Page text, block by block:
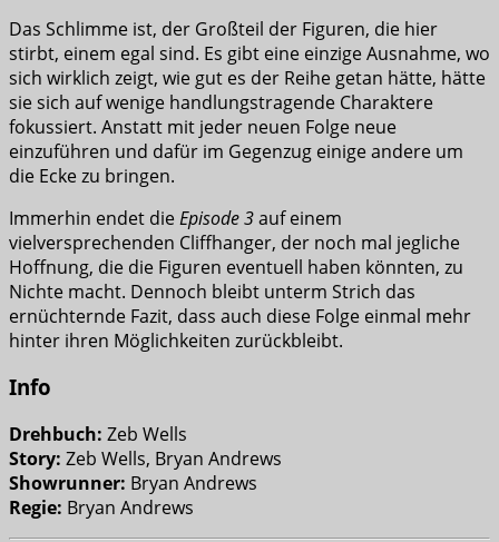
Das Schlimme ist, der Großteil der Figuren, die hier
stirbt, einem egal sind. Es gibt eine einzige Ausnahme, wo
sich wirklich zeigt, wie gut es der Reihe getan hätte, hätte
sie sich auf wenige handlungstragende Charaktere
fokussiert. Anstatt mit jeder neuen Folge neue
einzuführen und dafür im Gegenzug einige andere um
die Ecke zu bringen.
Immerhin endet dieEpisode 3auf einem
vielversprechenden Cliffhanger, der noch mal jegliche
Hoffnung, die die Figuren eventuell haben könnten, zu
Nichte macht. Dennoch bleibt unterm Strich das
ernüchternde Fazit, dass auch diese Folge einmal mehr
hinter ihren Möglichkeiten zurückbleibt.
Info
Drehbuch: Zeb Wells
Story: Zeb Wells, Bryan Andrews
Showrunner: Bryan Andrews
Regie: Bryan Andrews